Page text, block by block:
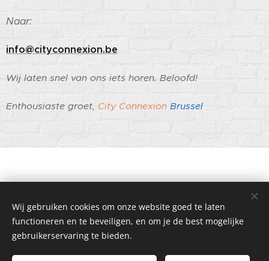
Naar:
info@cityconnexion.be
Wij laten snel van ons iets horen. Beloofd!
Enthousiaste groet, City Connexion Brussel
BXLmailBOX
Alle rechten voorbehouden 2023
Cookies
Wij gebruiken cookies om onze website goed te laten
functioneren en te beveiligen, en om je de best mogelijke
gebruikerservaring te bieden.